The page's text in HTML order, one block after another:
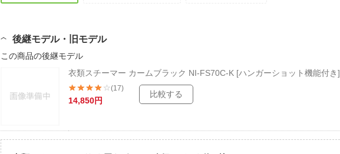
後継モデル・旧モデル
この商品の後継モデル
衣類スチーマー カームブラック NI-FS70C-K [ハンガーショット機能付き]
比較する
(17)
14,850円